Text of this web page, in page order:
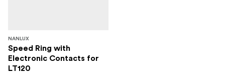
NANLUX
Speed Ring with
Electronic Contacts for
LT120